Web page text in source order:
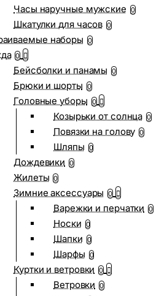
Часы наручные мужские 0
Шкатулки для часов 0
наборы 0
0
Бейсболки и панамы 0
Брюки и шорты 0
Головные уборы 0
Козырьки от солнца 0
Повязки на голову 0
Шляпы 0
Дождевики 0
Жилеты 0
Зимние аксессуары 0
Варежки и перчатки 0
Носки 0
Шапки 0
Шарфы 0
Куртки и ветровки 0
Ветровки 0